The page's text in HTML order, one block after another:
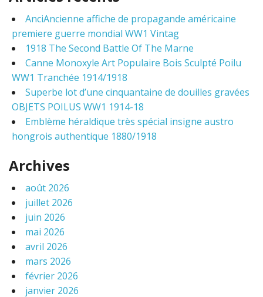
h
o
AnciAncienne affiche de propagande américaine
premiere guerre mondial WW1 Vintag
1918 The Second Battle Of The Marne
Canne Monoxyle Art Populaire Bois Sculpté Poilu
WW1 Tranchée 1914/1918
Superbe lot d’une cinquantaine de douilles gravées
OBJETS POILUS WW1 1914-18
Emblème héraldique très spécial insigne austro
hongrois authentique 1880/1918
Archives
août 2026
juillet 2026
juin 2026
mai 2026
avril 2026
mars 2026
février 2026
janvier 2026